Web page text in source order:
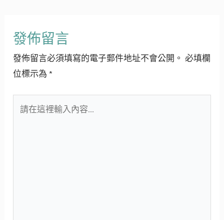
發佈留言
發佈留言必須填寫的電子郵件地址不會公開。 必填欄
位標示為*